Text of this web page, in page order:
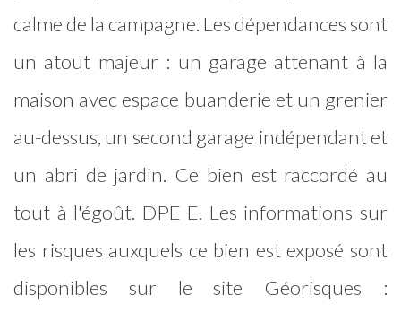
calme de la campagne. Les dépendances sont
un atout majeur : un garage attenant à la
maison avec espace buanderie et un grenier
au-dessus, un second garage indépendant et
un abri de jardin. Ce bien est raccordé au
tout à l'égoût. DPE E. Les informations sur
les risques auxquels ce bien est exposé sont
disponibles sur le site Géorisques :